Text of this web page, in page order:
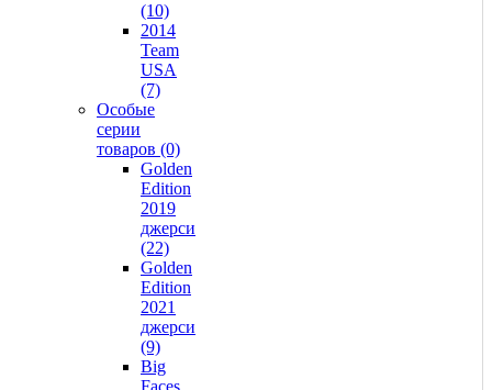
(10)
2014
Team
USA
(7)
Особые
серии
товаров (0)
Golden
Edition
2019
джерси
(22)
Golden
Edition
2021
джерси
(9)
Big
Faces